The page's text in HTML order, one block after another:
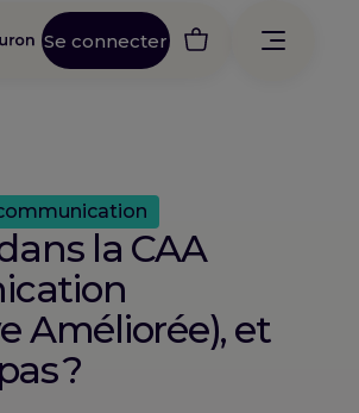
Se connecter
la CAA
Améliorée), et
?